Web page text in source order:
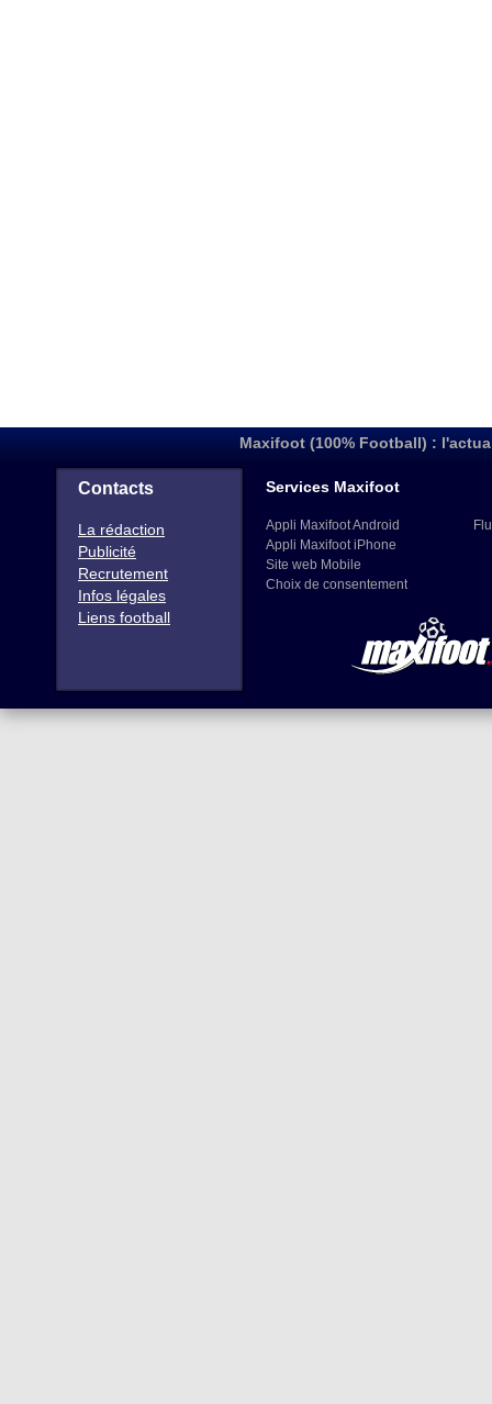
Maxifoot (100% Football) :
Contacts
La rédaction
Publicité
Recrutement
Infos légales
Liens football
Services Maxifoot
Appli Maxifoot Android
Appli Maxifoot iPhone
Site web Mobile
Choix de consentement